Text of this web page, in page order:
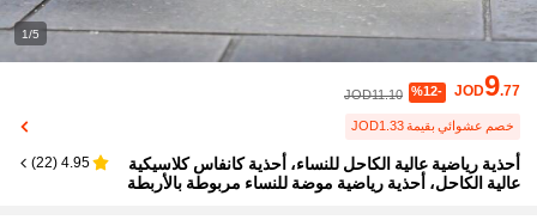
1/5
JOD9.77
%12-
JOD11.10
خصم عشوائي بقيمة JOD1.33
أحذية رياضية عالية الكاحل للنساء، أحذية كانفاس كلاسيكية
عالية الكاحل، أحذية رياضية موضة للنساء مربوطة بالأربطة
4.95
(
22
)